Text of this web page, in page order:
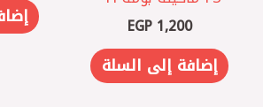
EGP1,200
إضافة إلى السلة